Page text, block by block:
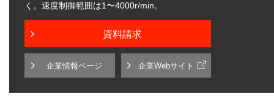
く。速度制御範囲は1〜4000r/min。
資料請求
企業情報ページ 企業Webサイト